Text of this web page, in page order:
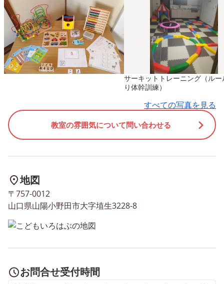
員と手を繋いて早速、動物を
見て周りました😊 「見て👀ラ
イオン！」「あっ、きりん
♪」と、思わず動物の名前を
言ったり、「これ、どうして
しっぽが長くないとダメな
あり、思わずそこに行って遊
びたいと言うお友達もいまし
たが、「今日はみんなで動物
を見ます」という約束を思い
ました✨ 良いお天気で、た
くさん歩いてたくさんの動物
を見た子ども達😉 帰りの車内
ではうとうと…とお疲れの様
でしたよ😴🍀 ※随時、見学
発達支援・放課後等デイサー
ビス こどもいろはぶ 山陽小
がしドッチ』、『はいは
ーカー取りゲーム』、『
こと一緒、やること逆』
ましたよ。ボールを人の
命中させたり、はいはい
て背中にマーカーをのせ
り合いっこをしました😉
た、言うこといっしょ、
こと逆では、職員が伝え
葉と逆の方向に身体を動
ました。例えば、右とい
左に進むといった具合で
🫠 このようなレクレー
育んだりして、楽しみな
から脳の活性化ににもつ
サーキットトレーニング（ルー
り体幹訓練）
すべての写真を見る
教室の雰囲気について問い合わせる
地図
〒757-0012
山口県山陽小野田市大字埴生3228-8
お問合せ受付時間